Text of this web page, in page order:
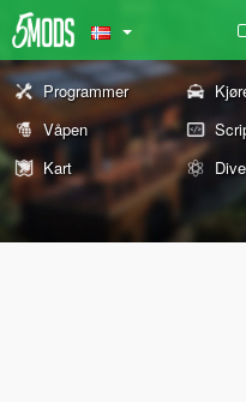
Programmer
Våpen
Kart